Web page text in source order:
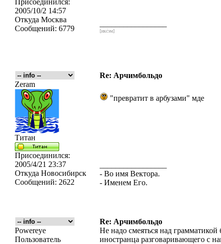
Присоединился:
2005/10/2 14:57
Откуда Москва
Сообщений: 6779 [икс́эм]
Re: Арчимбольдо
Zeram
Титан
Присоединился:
2005/4/21 23:37
Откуда Новосибирск
Сообщений: 2622
"превратит в арбузами" мде
- Во имя Вектора.
- Именем Его.
Re: Арчимбольдо
Powereye
Пользователь
Не надо смеяться над
иностранца разговаривающего с